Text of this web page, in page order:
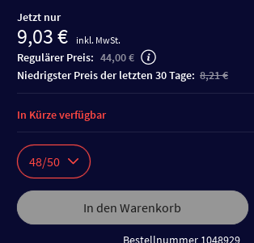
Jetzt nur
9,03 € inkl. MwSt.
Regulärer Preis: 44,00 €
niedrigster Preis der letzten 30 Tage: 8,21 €
48/50
In den Warenkorb
Bestellnummer 1048929
In Kürze verfügbar